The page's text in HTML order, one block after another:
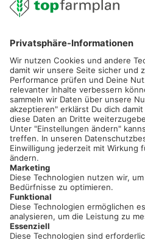
Sei immer auf
Neue Features, spannende
Optimiere Dein
einfach und